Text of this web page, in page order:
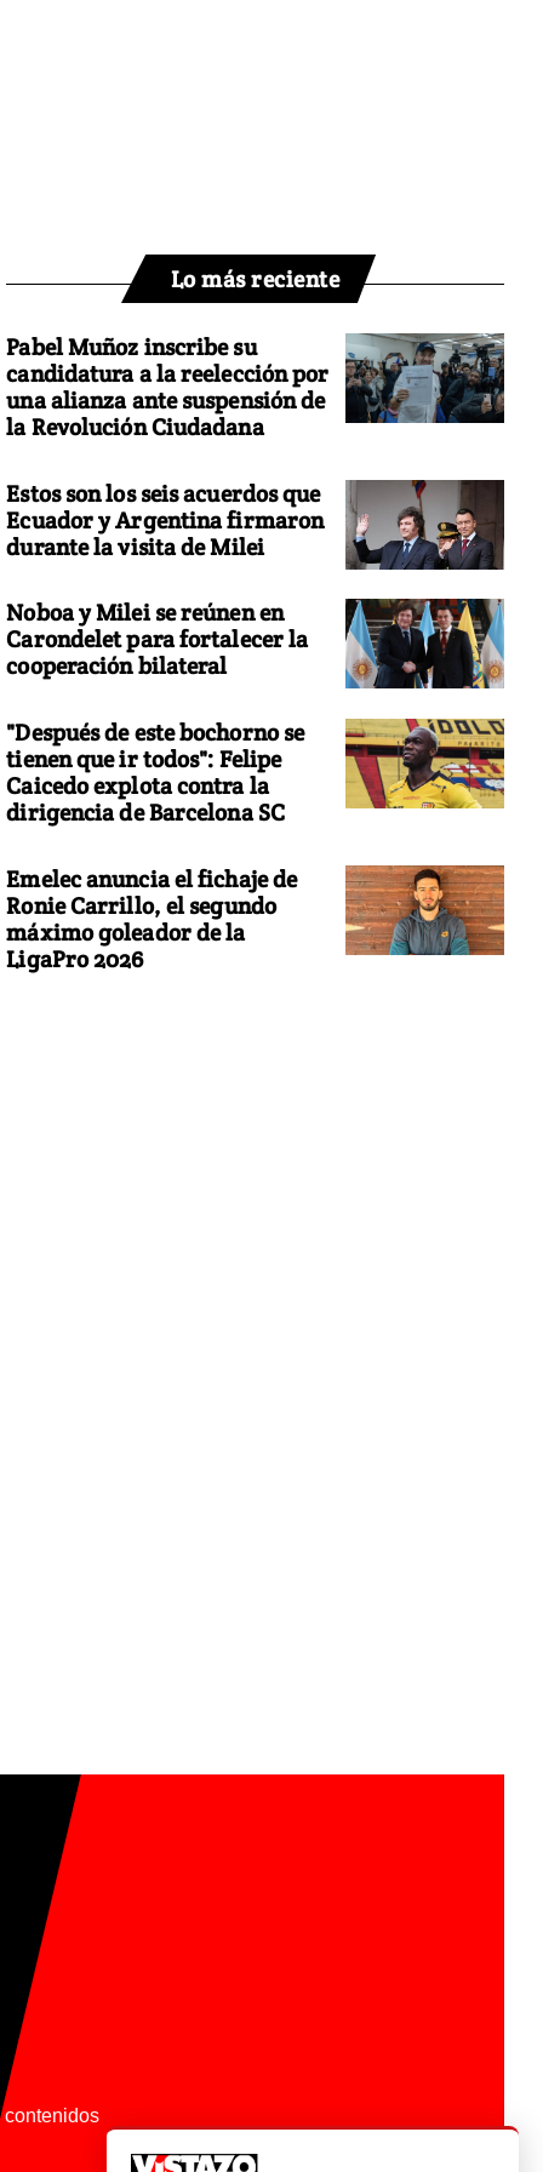
Lo más reciente
Pabel Muñoz inscribe su
candidatura a la reelección por
una alianza ante suspensión de
la Revolución Ciudadana
Estos son los seis acuerdos que
Ecuador y Argentina firmaron
durante la visita de Milei
Noboa y Milei se reúnen en
Carondelet para fortalecer la
cooperación bilateral
"Después de este bochorno se
tienen que ir todos": Felipe
Caicedo explota contra la
dirigencia de Barcelona SC
Emelec anuncia el fichaje de
Ronie Carrillo, el segundo
máximo goleador de la
LigaPro 2026
contenidos